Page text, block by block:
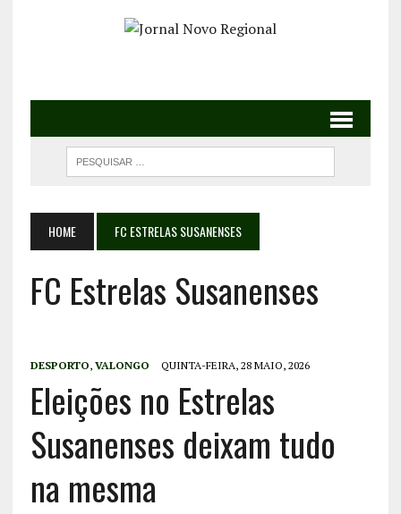
HOME FC ESTRELAS SUSANENSES
FC Estrelas Susanenses
DESPORTO, VALONGO QUINTA-FEIRA, 28 MAIO, 2026
Eleições no Estrelas
Susanenses deixam tudo
na mesma